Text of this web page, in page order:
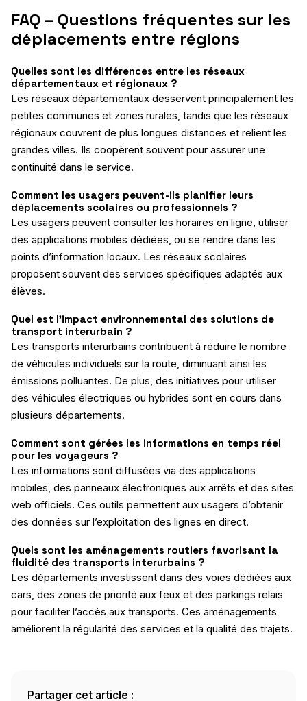
FAQ – Questions fréquentes sur les
déplacements entre régions
Quelles sont les différences entre les réseaux
départementaux et régionaux ?
Les réseaux départementaux desservent principalement les
petites communes et zones rurales, tandis que les réseaux
régionaux couvrent de plus longues distances et relient les
grandes villes. Ils coopèrent souvent pour assurer une
continuité dans le service.
Comment les usagers peuvent-ils planifier leurs
déplacements scolaires ou professionnels ?
Les usagers peuvent consulter les horaires en ligne, utiliser
des applications mobiles dédiées, ou se rendre dans les
points d’information locaux. Les réseaux scolaires
proposent souvent des services spécifiques adaptés aux
élèves.
Quel est l’impact environnemental des solutions de
transport interurbain ?
Les transports interurbains contribuent à réduire le nombre
de véhicules individuels sur la route, diminuant ainsi les
émissions polluantes. De plus, des initiatives pour utiliser
des véhicules électriques ou hybrides sont en cours dans
plusieurs départements.
Comment sont gérées les informations en temps réel
pour les voyageurs ?
Les informations sont diffusées via des applications
mobiles, des panneaux électroniques aux arrêts et des sites
web officiels. Ces outils permettent aux usagers d’obtenir
des données sur l’exploitation des lignes en direct.
Quels sont les aménagements routiers favorisant la
fluidité des transports interurbains ?
Les départements investissent dans des voies dédiées aux
cars, des zones de priorité aux feux et des parkings relais
pour faciliter l’accès aux transports. Ces aménagements
améliorent la régularité des services et la qualité des trajets.
Partager cet article :